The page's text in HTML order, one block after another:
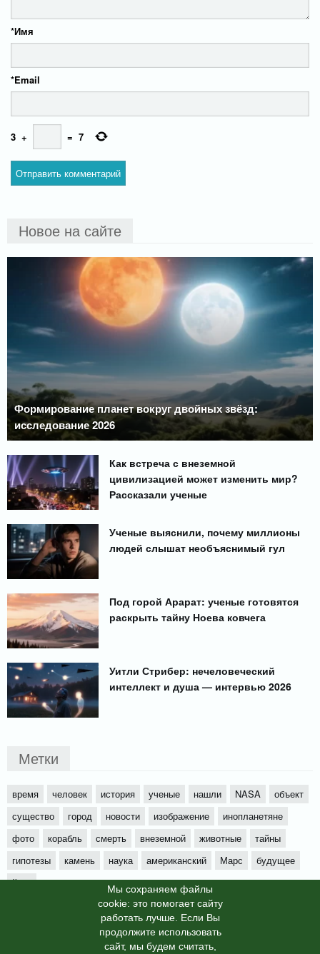
Мы cохраняем файлы
cookie: это помогает сайту
работать лучше. Если Вы
продолжите использовать
сайт, мы будем считать,
Имя
*
Email
*
3 + = 7
Новое на сайте
Формирование планет вокруг двойных звёзд:
исследование 2026
Как встреча с внеземной
цивилизацией может изменить мир?
Рассказали ученые
Ученые выяснили, почему миллионы
людей слышат необъяснимый гул
Под горой Арарат: ученые готовятся
раскрыть тайну Ноева ковчега
Уитли Стрибер: нечеловеческий
интеллект и душа — интервью 2026
Метки
время человек история ученые нашли NASA
объект
существо
город новости изображение
инопланетяне
фото
корабль смерть внеземной животные
тайны
гипотезы
камень наука американский Марс
будущее
йети